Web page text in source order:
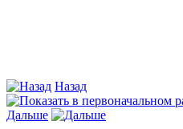
Назад
Дальше